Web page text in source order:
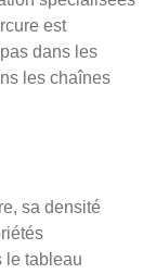
est
dans les
les chaînes
sa densité
le tableau